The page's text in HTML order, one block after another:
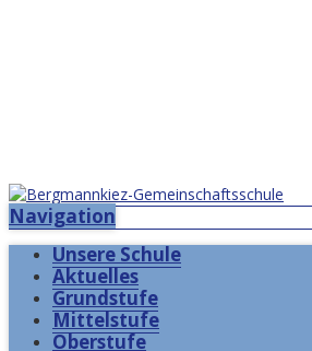
Navigation
Unsere Schule
Aktuelles
Grundstufe
Mittelstufe
Oberstufe